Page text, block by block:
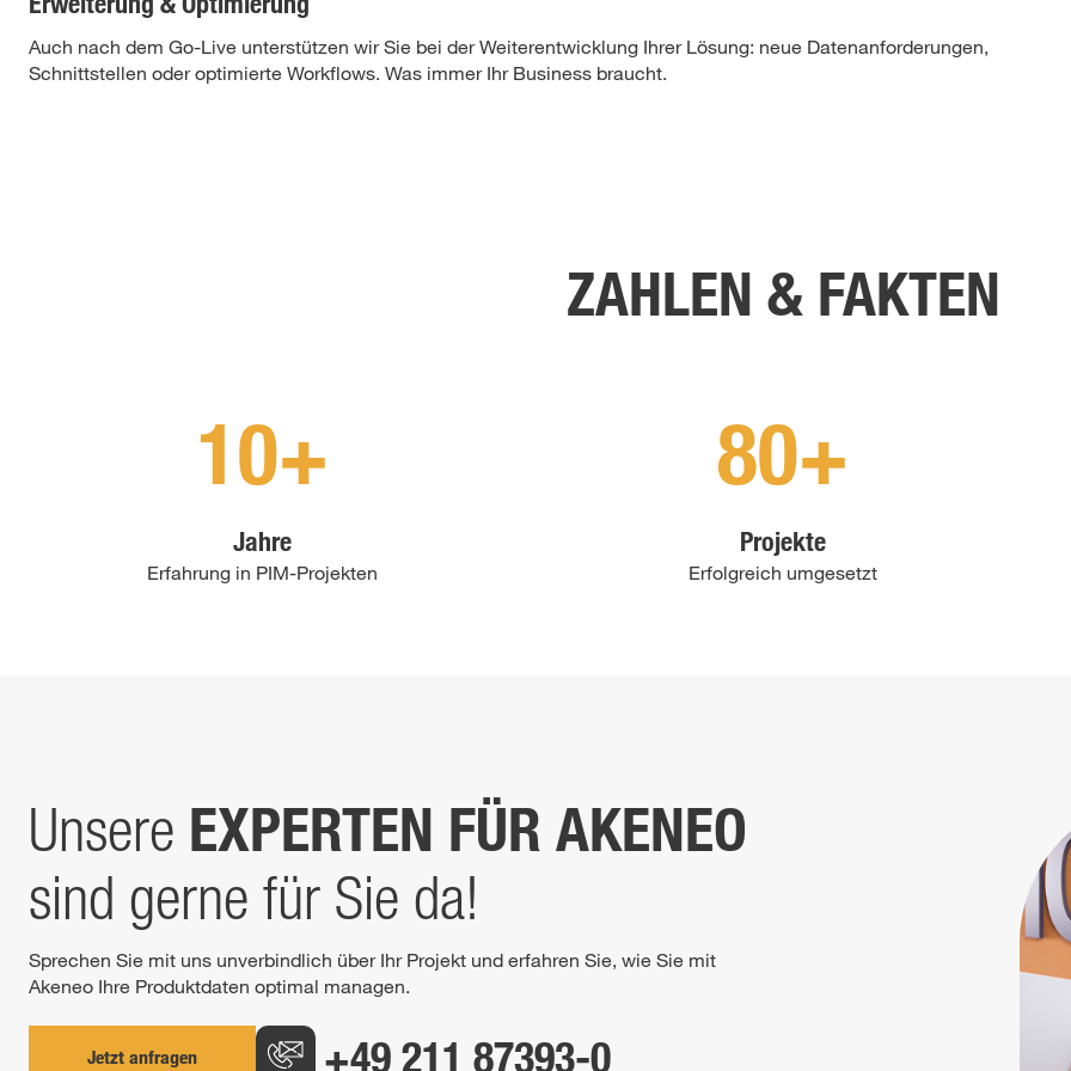
Auch nach dem Go-Live unterstützen wir Sie bei der Weiterentwicklung Ihrer Lösung: neue Datenanforderungen,
Schnittstellen oder optimierte Workflows. Was immer Ihr Business braucht.
ZAHLEN & FAKTEN
10+
Jahre
Erfahrung in PIM-Projekten
80+
Projekte
Erfolgreich umgesetzt
Unsere EXPERTEN FÜR AKENEO
sind gerne für Sie da!
Sprechen Sie mit uns unverbindlich über Ihr Projekt und erfahren Sie, wie Sie mit
Akeneo Ihre Produktdaten optimal managen.
Jetzt anfragen +49 211 87393-0